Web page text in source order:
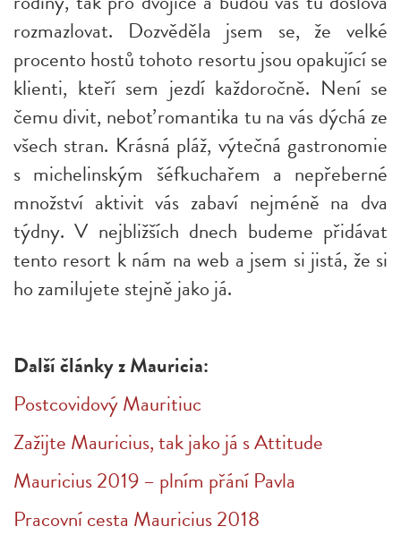
rozmazlovat. Dozvěděla jsem se, že velké
procento hostů tohoto resortu jsou opakující se
klienti, kteří sem jezdí každoročně. Není se
čemu divit, neboť romantika tu na vás dýchá ze
všech stran. Krásná pláž, výtečná gastronomie
s michelinským šéfkuchařem a nepřeberné
množství aktivit vás zabaví nejméně na dva
týdny. V nejbližších dnech budeme přidávat
tento resort k nám na web a jsem si jistá, že si
ho zamilujete stejně jako já.
Další články z Mauricia:
Postcovidový Mauritiuc
Zažijte Mauricius, tak jako já s Attitude
Mauricius 2019 – plním přání Pavla
Pracovní cesta Mauricius 2018